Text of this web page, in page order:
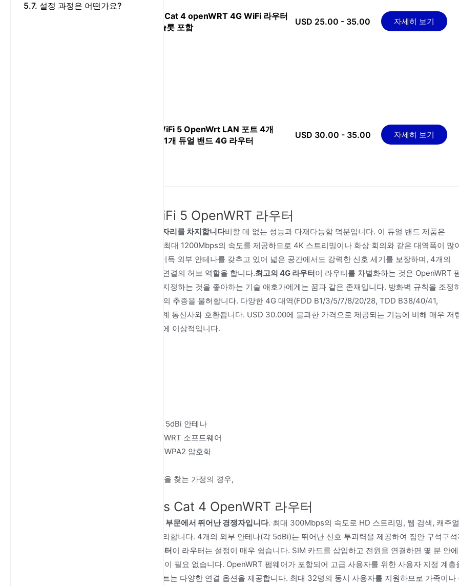
5.7. 설정 과정은 어떤가요?
300Mbps Cat 4 openWRT 4G WiFi 라우터
SIM 카드 슬롯 포함
USD 25.00 - 35.00 자세히 보기
AC1200 WiFi 5 OpenWrt LAN 포트 4개
WAN 포트 1개 듀얼 밴드 4G 라우터
USD 30.00 - 35.00 자세히 보기
전체 최고: AC1200 WiFi 5 OpenWRT 라우터
그 자리를 차지합니다비할 데 없는 성능과 다재다능함 덕분입니다. 이 듀얼 밴드 제품은
2.4GHz 및 5GHz 대역에서 작동하며 최대 1200Mbps의 속도를 제공하므로 4K 스트리밍이나 화상 회의와 같은 대역폭이 많
필요한 작업에 적합합니다. 4개의 고이득 외부 안테나를 갖추고 있어 넓은 공간에서도 강력한 신호 세기를 보장하며, 4개의
LAN 포트와 1개의 WAN 포트는 유선 연결의 허브 역할을 합니다.최고의 4G 라우터이 라우터를 차별화하는 것은 OpenWRT
웨어입니다. 네트워크 설정을 사용자 지정하는 것을 좋아하는 기술 애호가에게는 꿈과 같은 존재입니다. 방화벽 규칙을 조정
거나 VPN을 설정하는 등 유연성은 타의 추종을 불허합니다. 다양한 4G 대역(FDD B1/3/5/7/8/20/28, TDD B38/40/41,
WCDMA B1/5/8)을 지원하므로 전 세계 통신사와 호환됩니다. USD 30.00에 불과한 가격으로 제공되는 기능에 비해 매우 저
하며 가정과 소규모 사무실 환경 모두에 이상적입니다.
뛰어난 커버리지를 위한 4개의 5dBi 안테나
고급 사용자 지정을 위한 OpenWRT 소프트웨어
최고 수준의 보안을 위한 WPA/WPA2 암호화
안정적이면서도 저렴한 솔루션을 찾는 가정의 경우,
가정용 최고: 300Mbps Cat 4 OpenWRT 라우터
그 부문에서 뛰어난 경쟁자입니다. 최대 300Mbps의 속도로 HD 스트리밍, 웹 검색, 캐주얼
게임과 같은 일상적인 작업을 쉽게 처리합니다. 4개의 외부 안테나(각 5dBi)는 뛰어난 신호 투과력을 제공하여 집안 구석구
최고의 4G 라우터이 라우터는 설정이 매우 쉽습니다. SIM 카드를 삽입하고 전원을 연결하면 몇 분 안에
온라인 상태가 됩니다. 기술 전문 지식이 필요 없습니다. OpenWRT 펌웨어가 포함되어 고급 사용자를 위한 사용자 지정 계층
추가하며, 4개의 LAN 포트와 USB 포트는 다양한 연결 옵션을 제공합니다. 최대 32명의 동시 사용자를 지원하므로 가족이나